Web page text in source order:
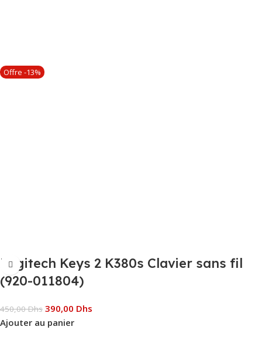
Offre -13%
Logitech Keys 2 K380s Clavier sans fil
(920-011804)
450,00Dhs 390,00 Dhs
Ajouter au panier